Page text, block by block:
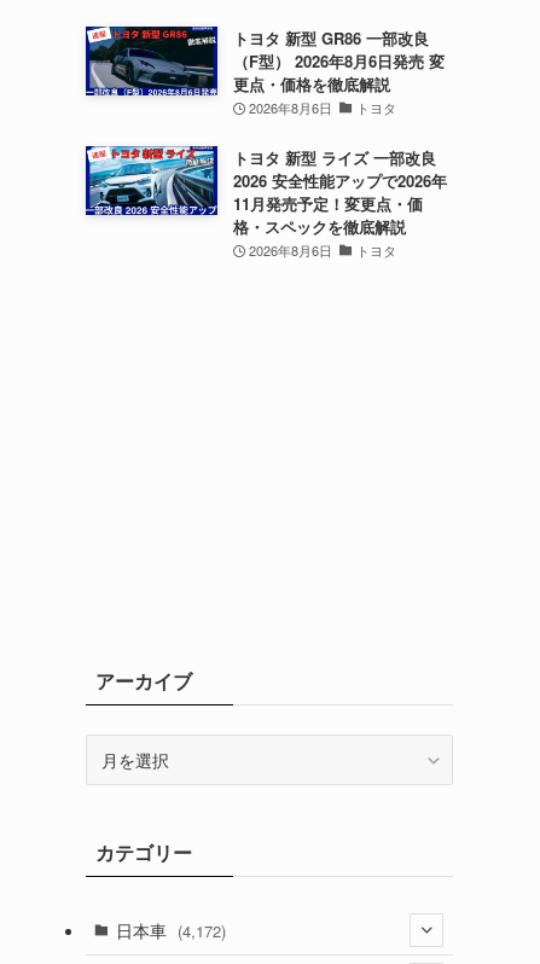
トヨタ 新型 GR86 一部改良
（F型） 2026年8月6日発売 変
更点・価格を徹底解説
2026年8月6日 トヨタ
トヨタ 新型 ライズ 一部改良
2026 安全性能アップで2026年
11月発売予定！変更点・価
格・スペックを徹底解説
2026年8月6日 トヨタ
アーカイブ
ブカテゴリー
日本車 (4,172)